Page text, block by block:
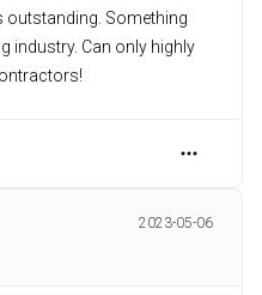
Something
industry. Can only highly
2023-05-06